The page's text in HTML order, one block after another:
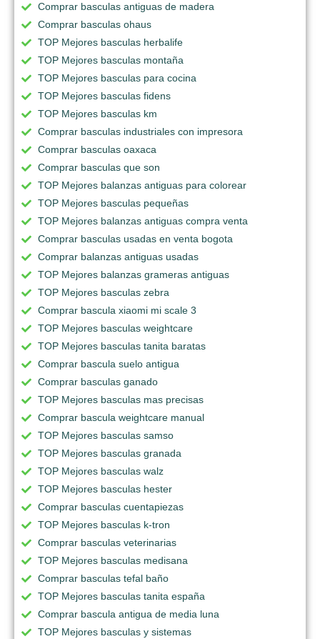
Comprar basculas antiguas de madera
Comprar basculas ohaus
TOP Mejores basculas herbalife
TOP Mejores basculas montaña
TOP Mejores basculas para cocina
TOP Mejores basculas fidens
TOP Mejores basculas km
Comprar basculas industriales con impresora
Comprar basculas oaxaca
Comprar basculas que son
TOP Mejores balanzas antiguas para colorear
TOP Mejores basculas pequeñas
TOP Mejores balanzas antiguas compra venta
Comprar basculas usadas en venta bogota
Comprar balanzas antiguas usadas
TOP Mejores balanzas grameras antiguas
TOP Mejores basculas zebra
Comprar bascula xiaomi mi scale 3
TOP Mejores basculas weightcare
TOP Mejores basculas tanita baratas
Comprar bascula suelo antigua
Comprar basculas ganado
TOP Mejores basculas mas precisas
Comprar bascula weightcare manual
TOP Mejores basculas samso
TOP Mejores basculas granada
TOP Mejores basculas walz
TOP Mejores basculas hester
Comprar basculas cuentapiezas
TOP Mejores basculas k-tron
Comprar basculas veterinarias
TOP Mejores basculas medisana
Comprar basculas tefal baño
TOP Mejores basculas tanita españa
Comprar bascula antigua de media luna
TOP Mejores basculas y sistemas